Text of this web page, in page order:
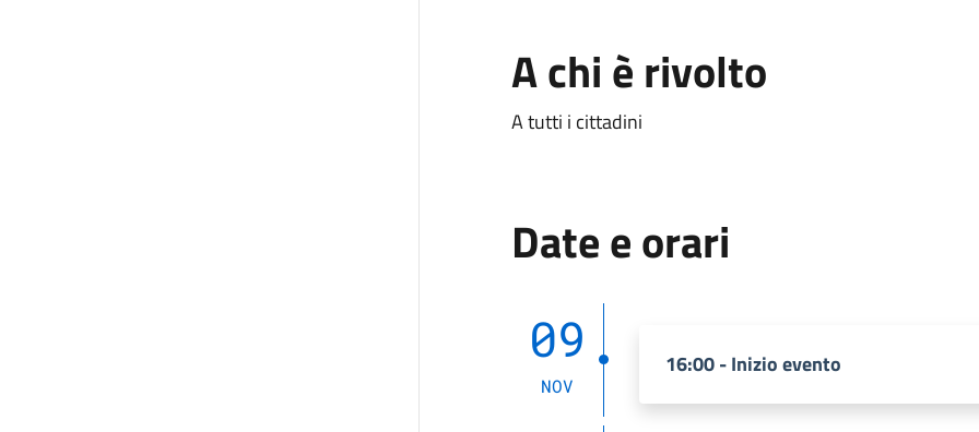
A chi è rivolto
A tutti i cittadini
Date e orari
09
NOV
16:00 - Inizio evento